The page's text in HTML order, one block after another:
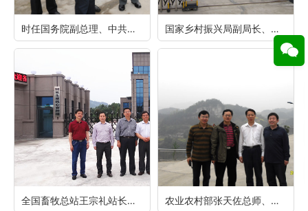
时任国务院副总理、中共中央政治局委员、重庆市委书记张德江视察重庆69 国家乡村振兴局副局长、原黔江区委书记洪天云视察重庆69
全国畜牧总站王宗礼站长、农业农村部畜牧兽医局孔亮副局长、王健处长等领导调研重庆69 农业农村部张天佐总师、陈章全司长到重庆69指导工作